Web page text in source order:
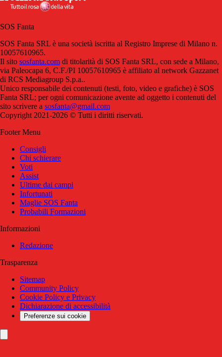
SOS Fanta
SOS Fanta SRL è una società iscritta al Registro Imprese di Milano n.
10057610965.
Il sito sosfanta.com di titolarità di SOS Fanta SRL, con sede a Milano,
via Paleocapa 6, C.F./PI 10057610965 è affiliato al network Gazzanet
di RCS Mediagroup S.p.a..
Unico responsabile dei contenuti (testi, foto, video e grafiche) è SOS
Fanta SRL; per ogni comunicazione avente ad oggetto i contenuti del
sito scrivere a sosfanta@gmail.com
Copyright 2021-2026 © Tutti i diritti riservati.
Footer Menu
Consigli
Chi schierare
Voti
Assist
Ultime dai campi
Infortunati
Maglie SOS Fanta
Probabili Formazioni
Informazioni
Redazione
Trasparenza
Sitemap
Community Policy
Cookie Policy e Privacy
Dichiarazione di accessibilità
Preferenze sui cookie